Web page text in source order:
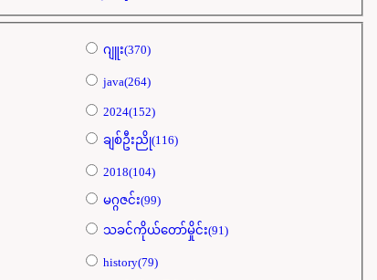
ဂျူး(370)
java(264)
2024(152)
ချစ်ဦးညို(116)
2018(104)
မဂ္ဂဇင်း(99)
သခင်ကိုယ်တော်မှိုင်း(91)
history(79)